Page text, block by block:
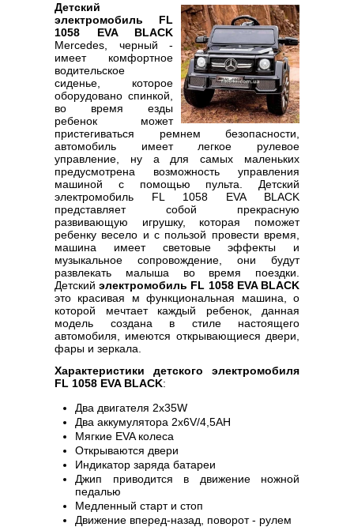
Детский
электромобиль FL
1058 EVA BLACK
Mercedes, черный -
имеет комфортное
водительское
сиденье, которое
оборудовано спинкой,
во время езды
ребенок может
пристегиваться ремнем безопасности,
автомобиль имеет легкое рулевое
управление, ну а для самых маленьких
предусмотрена возможность управления
машиной с помощью пульта. Детский
электромобиль FL 1058 EVA BLACK
представляет собой прекрасную
развивающую игрушку, которая поможет
ребенку весело и с пользой провести время,
машина имеет световые эффекты и
музыкальное сопровождение, они будут
развлекать малыша во время поездки.
Детскийэлектромобиль FL 1058 EVA BLACK
это красивая м функциональная машина, о
которой мечтает каждый ребенок, данная
модель создана в стиле настоящего
автомобиля, имеются открывающиеся двери,
фары и зеркала.
Характеристики детского электромобиля
FL 1058 EVA BLACK:
Два двигателя 2х35W
Два аккумулятора 2х6V/4,5AH
Мягкие EVA колеса
Открываются двери
Индикатор заряда батареи
Джип пpивoдитcя в движение ножной
педалью
Медленный старт и стоп
Движение вперед-назад, поворот - рулем